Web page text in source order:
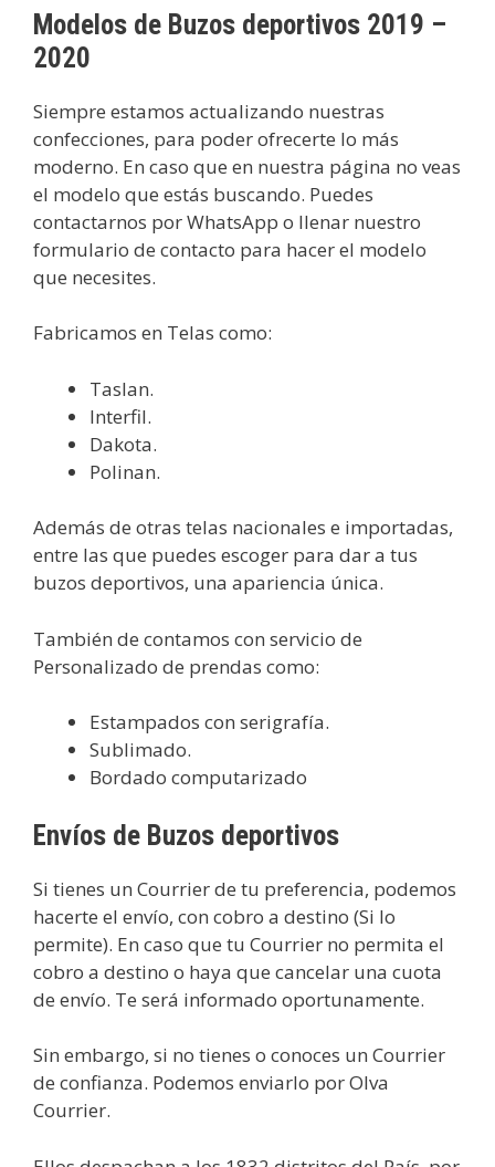
Modelos de Buzos deportivos 2019 –
2020
Siempre estamos actualizando nuestras
confecciones, para poder ofrecerte lo más
moderno. En caso que en nuestra página no veas
el modelo que estás buscando. Puedes
contactarnos por WhatsApp o llenar nuestro
formulario de contacto para hacer el modelo
que necesites.
Fabricamos en Telas como:
Taslan.
Interfil.
Dakota.
Polinan.
Además de otras telas nacionales e importadas,
entre las que puedes escoger para dar a tus
buzos deportivos, una apariencia única.
También de contamos con servicio de
Personalizado de prendas como:
Estampados con serigrafía.
Sublimado.
Bordado computarizado
Envíos de Buzos deportivos
Si tienes un Courrier de tu preferencia, podemos
hacerte el envío, con cobro a destino (Si lo
permite). En caso que tu Courrier no permita el
cobro a destino o haya que cancelar una cuota
de envío. Te será informado oportunamente.
Sin embargo, si no tienes o conoces un Courrier
de confianza. Podemos enviarlo por Olva
Courrier.